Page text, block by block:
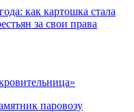
как картошка стала
за свои права
паровозу